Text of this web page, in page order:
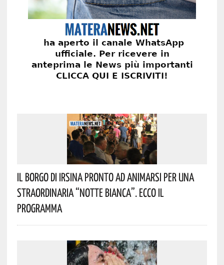
Il Borgo Di Irsina Pronto Ad Animarsi Per Una
Straordinaria “Notte Bianca”. Ecco Il
Programma